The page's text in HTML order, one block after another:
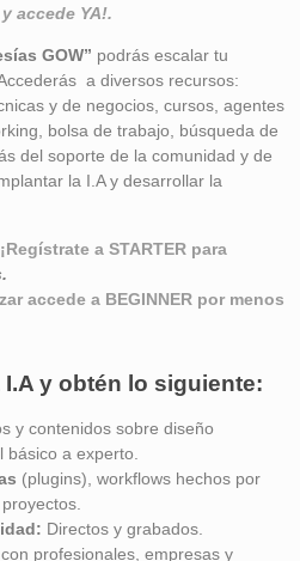
accede YA!.
GOW” podrás escalar tu
a diversos recursos:
y de negocios, cursos, agentes
bolsa de trabajo, búsqueda de
del soporte de la comunidad y de
la I.A y desarrollar la
¡Regístrate a STARTER para
accede a BEGINNER por menos
y obtén lo siguiente:
y contenidos sobre diseño
a experto.
(plugins), workflows hechos por
Directos y grabados.
profesionales, empresas y